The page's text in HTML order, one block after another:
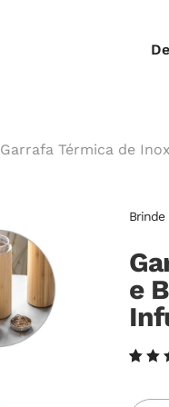
Garrafa Térmica de
Brinde
e